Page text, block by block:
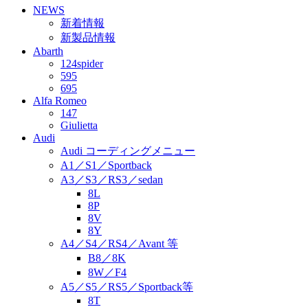
NEWS
新着情報
新製品情報
Abarth
124spider
595
695
Alfa Romeo
147
Giulietta
Audi
Audi コーディングメニュー
A1／S1／Sportback
A3／S3／RS3／sedan
8L
8P
8V
8Y
A4／S4／RS4／Avant 等
B8／8K
8W／F4
A5／S5／RS5／Sportback等
8T